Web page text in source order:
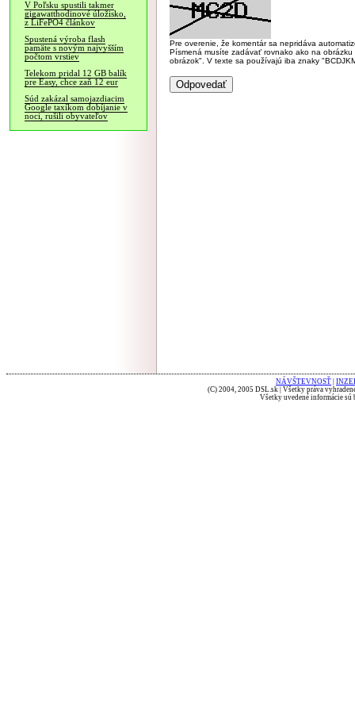
V Poľsku spustili takmer
gigawatthodinové úložisko,
z LiFePO4 článkov
Spustená výroba flash
pamäte s novým najvyšším
počtom vrstiev
Telekom pridal 12 GB balík
pre Easy, chce zaň 12 eur
Súd zakázal samojazdiacim
Google taxíkom dobíjanie v
noci, rušili obyvateľov
Pre overenie, že komentár sa nepridáva
Písmená musíte zadávať rovnako ako na
obrázok". V texte sa používajú iba znaky
NÁVŠTEVNOSŤ
(C) 2004, 2005 DSL.sk | Všetky práva
Všetky uvedené informácie sú